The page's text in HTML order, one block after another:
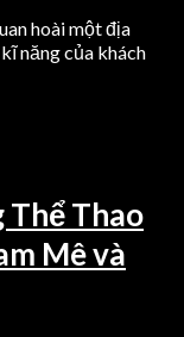
hoài một địa
năng của khách
Thể Thao
Mê và